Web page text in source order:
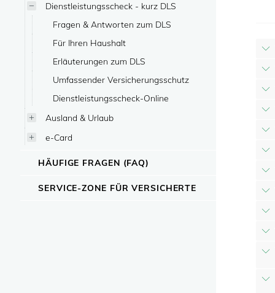
Dienstleistungsscheck - kurz DLS
Fragen & Antworten zum DLS
Für Ihren Haushalt
Erläuterungen zum DLS
Umfassender Versicherungsschutz
Dienstleistungsscheck-Online
Ausland & Urlaub
e-Card
HÄUFIGE FRAGEN (FAQ)
SERVICE-ZONE FÜR VERSICHERTE